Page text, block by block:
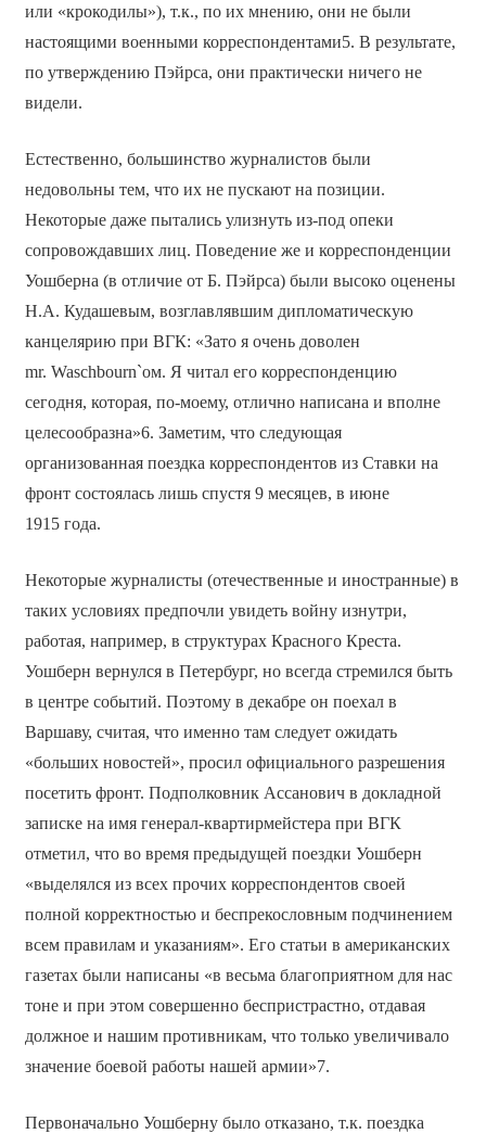
или «крокодилы»), т.к., по их мнению, они не были
настоящими военными корреспондентами5. В результате,
по утверждению Пэйрса, они практически ничего не
видели.
Естественно, большинство журналистов были
недовольны тем, что их не пускают на позиции.
Некоторые даже пытались улизнуть из-под опеки
сопровождавших лиц. Поведение же и корреспонденции
Уошберна (в отличие от Б. Пэйрса) были высоко оценены
Н.А. Кудашевым, возглавлявшим дипломатическую
канцелярию при ВГК: «Зато я очень доволен
mr. Waschbourn`ом. Я читал его корреспонденцию
сегодня, которая, по-моему, отлично написана и вполне
целесообразна»6. Заметим, что следующая
организованная поездка корреспондентов из Ставки на
фронт состоялась лишь спустя 9 месяцев, в июне
1915 года.
Некоторые журналисты (отечественные и иностранные) в
таких условиях предпочли увидеть войну изнутри,
работая, например, в структурах Красного Креста.
Уошберн вернулся в Петербург, но всегда стремился быть
в центре событий. Поэтому в декабре он поехал в
Варшаву, считая, что именно там следует ожидать
«больших новостей», просил официального разрешения
посетить фронт. Подполковник Ассанович в докладной
записке на имя генерал-квартирмейстера при ВГК
отметил, что во время предыдущей поездки Уошберн
«выделялся из всех прочих корреспондентов своей
полной корректностью и беспрекословным подчинением
всем правилам и указаниям». Его статьи в американских
газетах были написаны «в весьма благоприятном для нас
тоне и при этом совершенно беспристрастно, отдавая
должное и нашим противникам, что только увеличивало
значение боевой работы нашей армии»7.
Первоначально Уошберну было отказано, т.к. поездка